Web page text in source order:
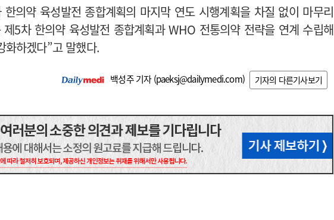
의약 육성발전 종합계획의 마지막 연도 시행계획을 차질 없이 마무리
5차 한의약 육성발전 종합계획과 WHO 전통의약 전략을 연계 수립해
화하겠다”고 말했다.
백성주 기자 (paeksj@dailymedi.com) 기자의 다른기사보기